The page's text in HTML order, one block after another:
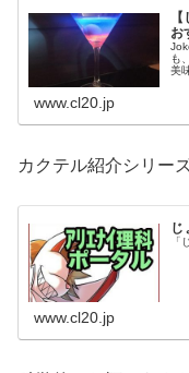
お
も
美
www.cl20.jp
カクテル紹介シリー
じ
「
www.cl20.jp